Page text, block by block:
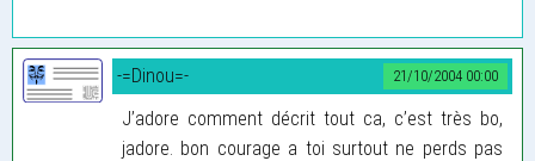
21/10/2004 00:00
-=Dinou=-
J’adore comment décrit tout ca, c’est très bo,
jadore. bon courage a toi surtout ne perds pas